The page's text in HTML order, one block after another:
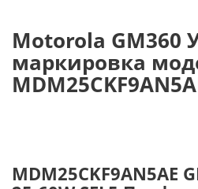
Motorola GM360
маркировка
MDM25CKF9AN5AE